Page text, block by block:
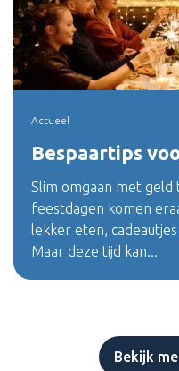
Actueel
Bespaartips
Slim omgaan met geld
feestdagen komen
lekker eten,
Maar deze tijd kan...
Bekijk